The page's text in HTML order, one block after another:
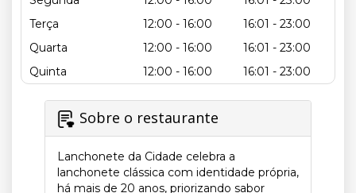
Terça
12:00 - 16:00
16:01 - 23:00
Quarta
12:00 - 16:00
16:01 - 23:00
Quinta
12:00 - 16:00 16:01 - 23:00
Sobre o restaurante
Lanchonete da Cidade celebra a
lanchonete clássica com identidade própria,
há mais de 20 anos, priorizando sabor